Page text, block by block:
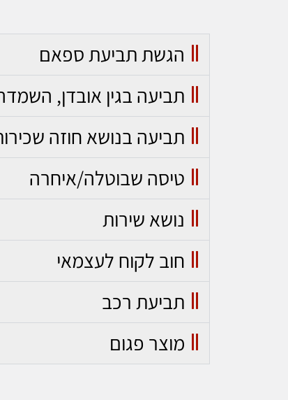
הגשת תביעת ספאם
תביעה בגין אובדן,
תביעה בנושא חוזה
טיסה שבוטלה/איחרה
נושא שירות
חוב לקוח לעצמאי
תביעת רכב
מוצר פגום